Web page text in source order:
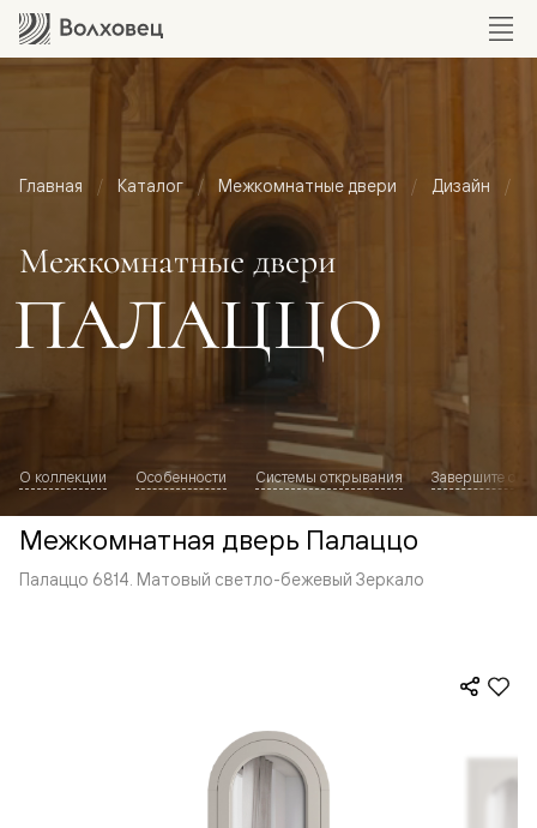
Главная Каталог Межкомнатные двери Дизайн
Межкомнатные двери
ПАЛАЦЦО
О коллекции Особенности Системы открывания Завершите
Межкомнатная дверь Палаццо
Палаццо 6814. Матовый светло-бежевый Зеркало